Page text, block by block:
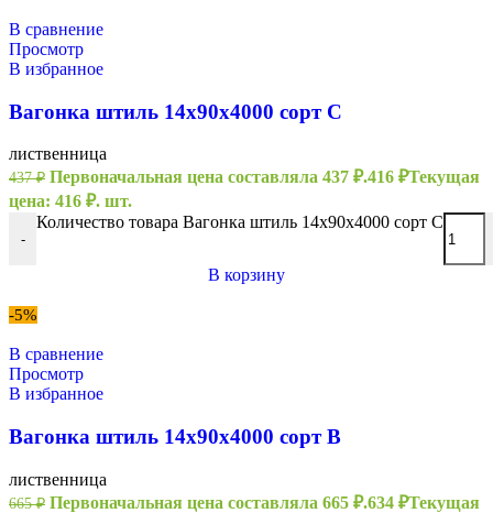
В сравнение
Просмотр
В избранное
Вагонка штиль 14х90х4000 сорт С
лиственница
437₽ Первоначальная цена составляла 437 ₽.416 ₽Текущая
цена: 416 ₽. шт.
-
Количество товара Вагонка штиль 14х90х4000 сорт С
В корзину
-5%
В сравнение
Просмотр
В избранное
Вагонка штиль 14х90х4000 сорт В
лиственница
665₽ Первоначальная цена составляла 665 ₽.634 ₽Текущая